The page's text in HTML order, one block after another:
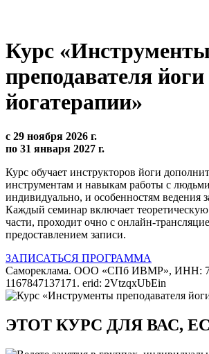
Курс
преподавателя
йогатерапии»
с 29 ноября 2026 г.
по 31 января 2027 г.
Курс обучает инструкторов йоги
инструментам и навыкам работы с
индивидуально, и особенностям ведения
Каждый семинар включает
части, проходит очно с онлайн-
предоставлением записи.
ЗАПИСАТЬСЯ ПРОГРАММА
Самореклама. ООО «СПб ИВМР», ИНН:
1167847137171. erid: 2VtzqxUbEin
ЭТОТ КУРС ДЛЯ ВАС,